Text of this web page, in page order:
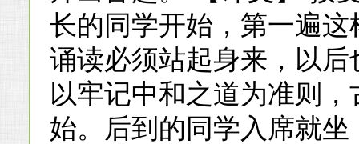
长的同学开始，第一遍
诵读必须站起身来，以
以牢记中和之道为准则
始。后到的同学入席就